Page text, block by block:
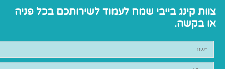
צוות קינג בייבי שמח לעמוד לשירותכם בכל פניה
או בקשה.